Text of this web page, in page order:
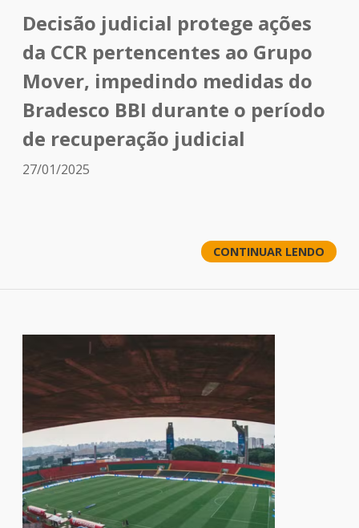
Decisão judicial protege ações
da CCR pertencentes ao Grupo
Mover, impedindo medidas do
Bradesco BBI durante o período
de recuperação judicial
27/01/2025
CONTINUAR LENDO